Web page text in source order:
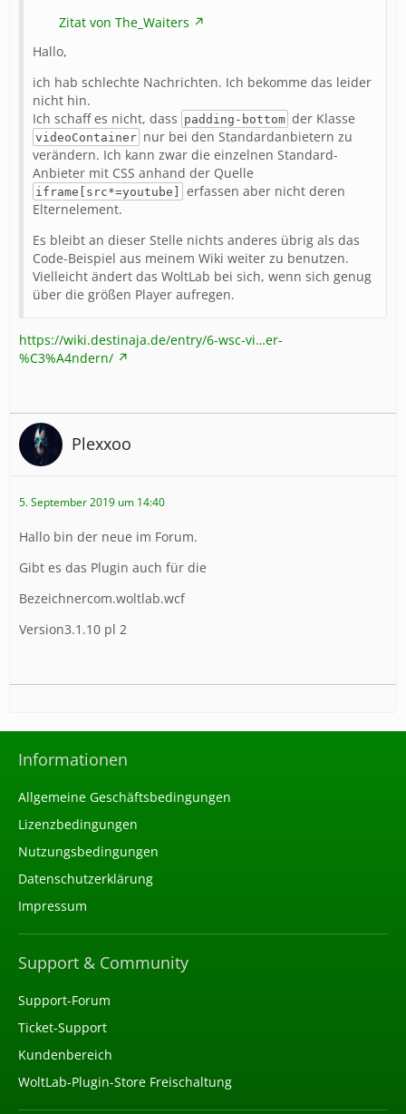
Zitat von The_Waiters
Hallo,
ich hab schlechte Nachrichten. Ich bekomme das leider
nicht hin.
Ich schaff es nicht, dass padding-bottom der Klasse
videoContainer nur bei den Standardanbietern zu
verändern. Ich kann zwar die einzelnen Standard-
Anbieter mit CSS anhand der Quelle
iframe[src*=youtube]
erfassen aber nicht deren
Elternelement.
Es bleibt an dieser Stelle nichts anderes übrig als das
Code-Beispiel aus meinem Wiki weiter zu benutzen.
Vielleicht ändert das WoltLab bei sich, wenn sich genug
über die größen Player aufregen.
https://wiki.destinaja.de/entry/6-wsc-vi…er-
%C3%A4ndern/
Plexxoo
5. September 2019 um 14:40
Hallo bin der neue im Forum.
Gibt es das Plugin auch für die
Bezeichnercom.woltlab.wcf
Version3.1.10 pl 2
Informationen
Allgemeine Geschäftsbedingungen
Lizenzbedingungen
Nutzungsbedingungen
Datenschutzerklärung
Impressum
Support & Community
Support-Forum
Ticket-Support
Kundenbereich
WoltLab-Plugin-Store Freischaltung